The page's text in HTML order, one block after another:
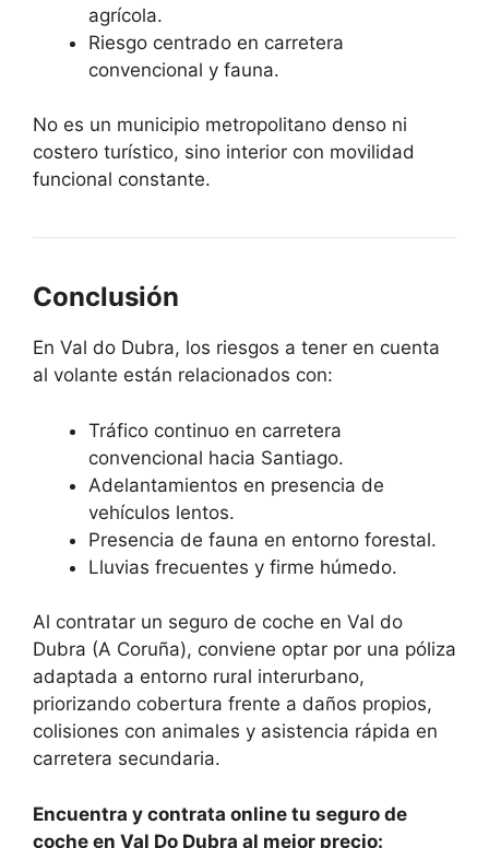
agrícola.
Riesgo centrado en carretera
convencional y fauna.
No es un municipio metropolitano denso ni
costero turístico, sino interior con movilidad
funcional constante.
Conclusión
En Val do Dubra, los riesgos a tener en cuenta
al volante están relacionados con:
Tráfico continuo en carretera
convencional hacia Santiago.
Adelantamientos en presencia de
vehículos lentos.
Presencia de fauna en entorno forestal.
Lluvias frecuentes y firme húmedo.
Al contratar un seguro de coche en Val do
Dubra (A Coruña), conviene optar por una póliza
adaptada a entorno rural interurbano,
priorizando cobertura frente a daños propios,
colisiones con animales y asistencia rápida en
carretera secundaria.
Encuentra y contrata online tu seguro de
coche en Val Do Dubra al mejor precio: